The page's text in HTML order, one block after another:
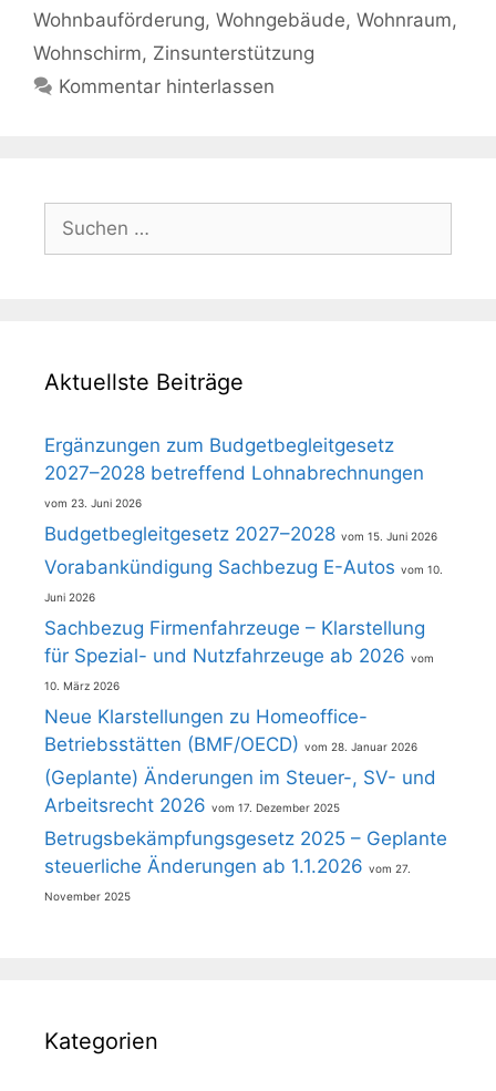
Wohnbauförderung, Wohngebäude, Wohnraum,
Wohnschirm, Zinsunterstützung
Kommentar hinterlassen
Suchen
nach:
Aktuellste Beiträge
Ergänzungen zum Budgetbegleitgesetz
2027–2028 betreffend Lohnabrechnungen
23. Juni 2026
Budgetbegleitgesetz 2027–2028 15. Juni 2026
Vorabankündigung Sachbezug E-Autos 10.
Juni 2026
Sachbezug Firmenfahrzeuge – Klarstellung
für Spezial- und Nutzfahrzeuge ab 2026
10. März 2026
Neue Klarstellungen zu Homeoffice-
Betriebsstätten (BMF/OECD)
28. Januar 2026
(Geplante) Änderungen im Steuer-, SV- und
Arbeitsrecht 2026
17. Dezember 2025
Betrugsbekämpfungsgesetz 2025 – Geplante
steuerliche Änderungen ab 1.1.2026
27.
November 2025
Kategorien